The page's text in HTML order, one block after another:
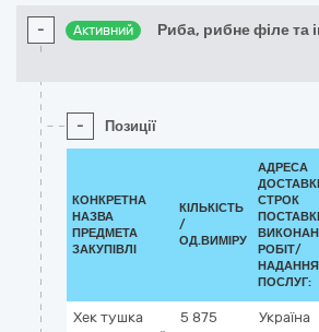
- Активний Риба, рибне філе та
- Позиції
КОНКРЕТНА
НАЗВА
ПРЕДМЕТА
ЗАКУПІВЛІ
КІЛЬКІСТЬ
/
ОД.ВИМІРУ
АДРЕСА
СТРОК
РОБІТ/
НАДАННЯ
ПОСЛУГ:
Хек тушка
5 875
Україна